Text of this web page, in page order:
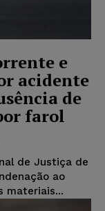
e
acidente
de
farol
de Justiça de
ao
materiais...